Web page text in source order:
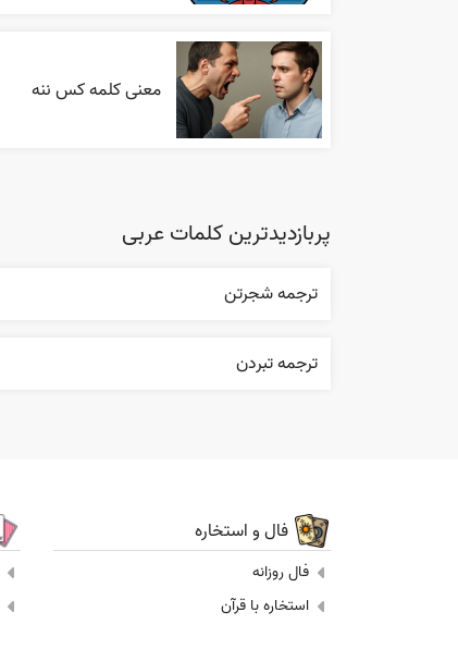
معنی کلمه کس ننه
پربازدیدترین کلمات عربی
ترجمه شجرتن
ترجمه تبردن
فال و استخاره
فال روزانه
استخاره با قرآن